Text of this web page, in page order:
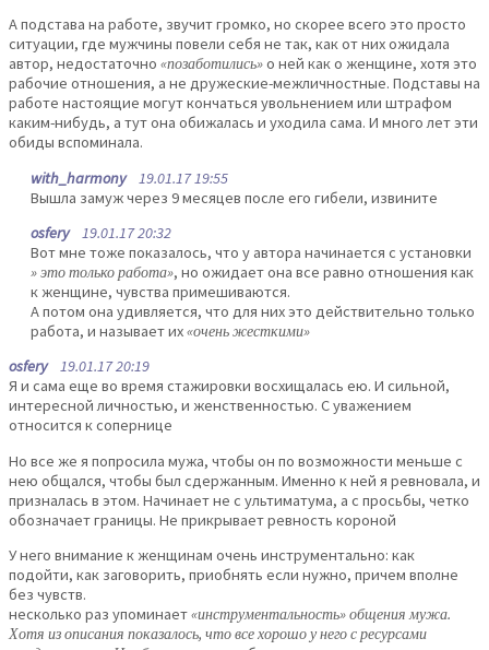
А подстава на работе, звучит громко, но скорее всего это просто
ситуации, где мужчины повели себя не так, как от них ожидала
автор, недостаточно «позаботились»о ней как о женщине, хотя это
рабочие отношения, а не дружеские-межличностные. Подставы на
работе настоящие могут кончаться увольнением или штрафом
каким-нибудь, а тут она обижалась и уходила сама. И много лет эти
обиды вспоминала.
with_harmony19.01.17 19:55
Вышла замуж через 9 месяцев после его гибели, извините
osfery19.01.17 20:32
Вот мне тоже показалось, что у автора начинается с установки
» это только работа», но ожидает она все равно отношения как
к женщине, чувства примешиваются.
А потом она удивляется, что для них это действительно только
работа, и называет их«очень жесткими»
osfery19.01.17 20:19
Я и сама еще во время стажировки восхищалась ею. И сильной,
интересной личностью, и женственностью. С уважением
относится к сопернице
Но все же я попросила мужа, чтобы он по возможности меньше с
нею общался, чтобы был сдержанным. Именно к ней я ревновала, и
призналась в этом. Начинает не с ультиматума, а с просьбы, четко
обозначает границы. Не прикрывает ревность короной
У него внимание к женщинам очень инструментально: как
подойти, как заговорить, приобнять если нужно, причем вполне
без чувств.
несколько раз упоминает«инструментальность» общения мужа.
Хотя из описания показалось, что все хорошо у него с ресурсами